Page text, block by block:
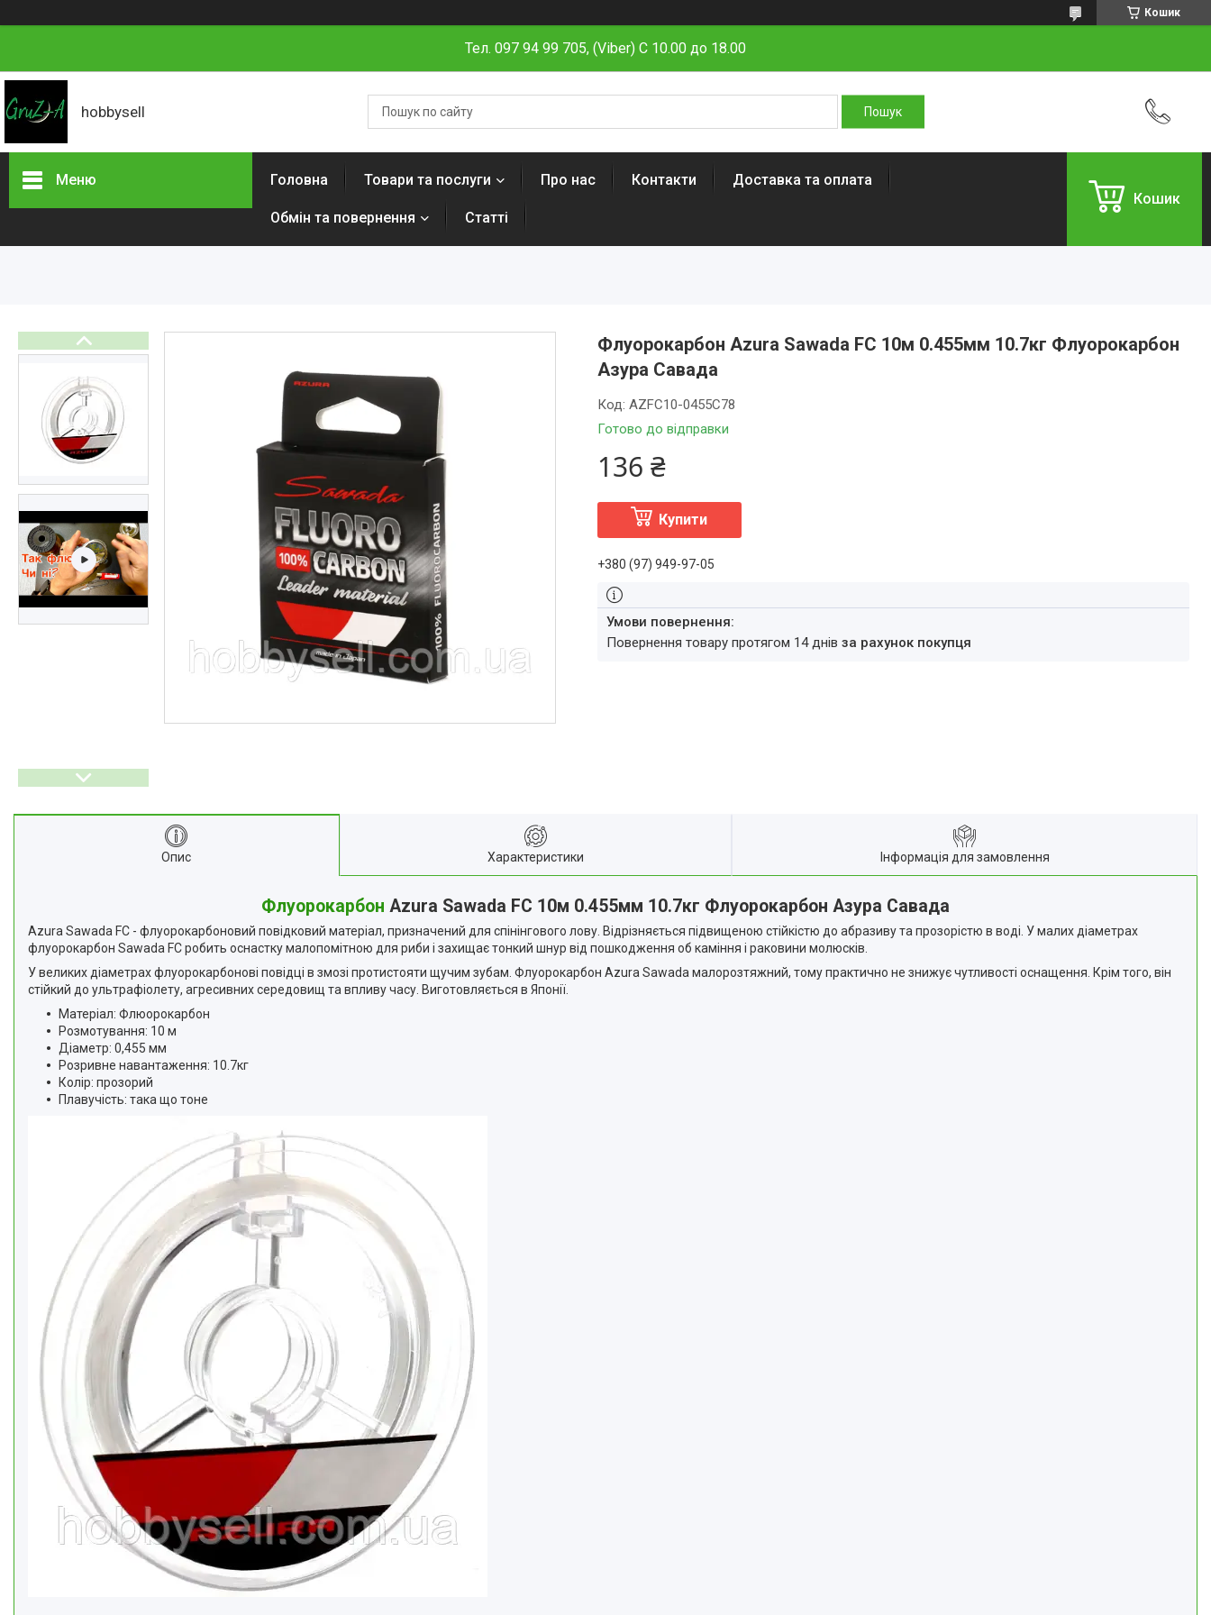
Кошик
Тел. 097 94 99 705, (Viber) C 10.00 до 18.00
hobbysell
Меню Головна Товари та послуги Про нас Контакти Доставка та оплата
Обмін та повернення Статті
Кошик
Флуорокарбон Azura Sawada FC 10м 0.455мм 10.7кг Флуорокарбон
Азура Савада
Готово до відправки
Код: AZFC10-0455C78
136 ₴
Купити
+380 (97) 949-97-05
повернення товару протягом 14 днів за рахунок покупця
Опис Характеристики Інформація для замовлення
Флуорокарбон Azura Sawada FC 10м 0.455мм 10.7кг Флуорокарбон Азура Савада
Azura Sawada FC - флуорокарбоновий повідковий матеріал, призначений для спінінгового лову. Відрізняється підвищеною стійкістю до абразиву та прозорістю в воді. У малих діаметрах
флуорокарбон Sawada FC робить оснастку малопомітною для риби і захищає тонкий шнур від пошкодження об каміння і раковини молюсків.
У великих діаметрах флуорокарбонові повідці в змозі протистояти щучим зубам. Флуорокарбон Azura Sawada малорозтяжний, тому практично не знижує чутливості оснащення. Крім того, він
стійкий до ультрафіолету, агресивних середовищ та впливу часу. Виготовляється в Японії.
Матеріал: Флюорокарбон
Розмотування: 10 м
Діаметр: 0,455 мм
Розривне навантаження: 10.7кг
Колір: прозорий
Плавучість: така що тоне